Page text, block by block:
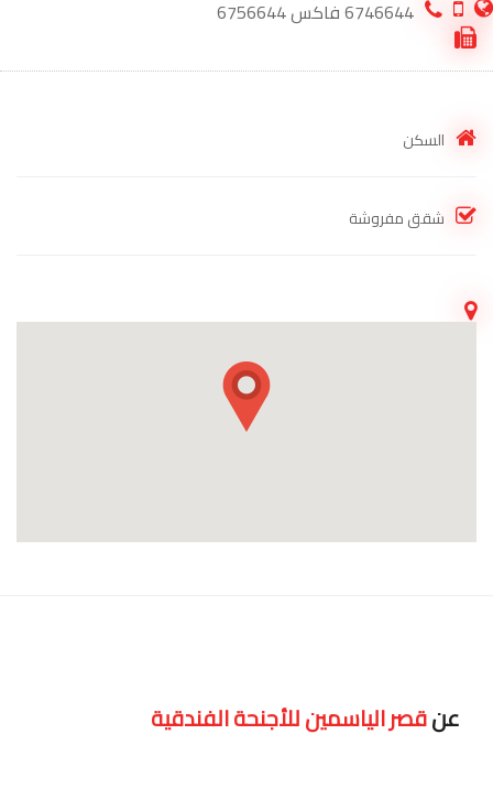
6746644 فاكس 6756644
السكن
شقق مفروشة
عنقصر الياسمين للأجنحة الفندقية